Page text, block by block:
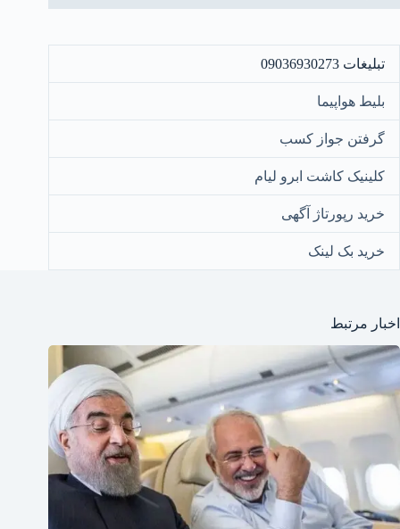
تبلیغات 09036930273
بلیط هواپیما
گرفتن جواز کسب
کلینیک کاشت ابرو لیام
خرید رپورتاژ آگهی
خرید بک لینک
اخبار مرتبط